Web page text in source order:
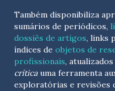
Também disponibiliza
sumários de periódicos,
dossiês de artigos, links
índices de objetos de
profissionais, atualizados
críticauma ferramenta
exploratórias e revisões